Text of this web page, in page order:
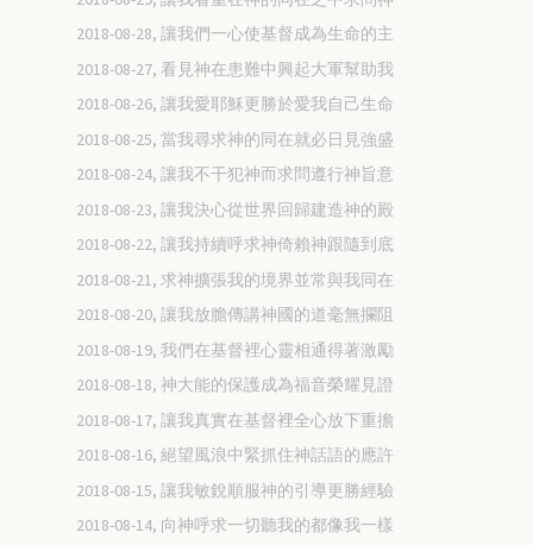
2018-08-28, 讓我們一心使基督成為生命的主
2018-08-27, 看見神在患難中興起大軍幫助我
2018-08-26, 讓我愛耶穌更勝於愛我自己生命
2018-08-25, 當我尋求神的同在就必日見強盛
2018-08-24, 讓我不干犯神而求問遵行神旨意
2018-08-23, 讓我決心從世界回歸建造神的殿
2018-08-22, 讓我持續呼求神倚賴神跟隨到底
2018-08-21, 求神擴張我的境界並常與我同在
2018-08-20, 讓我放膽傳講神國的道毫無攔阻
2018-08-19, 我們在基督裡心靈相通得著激勵
2018-08-18, 神大能的保護成為福音榮耀見證
2018-08-17, 讓我真實在基督裡全心放下重擔
2018-08-16, 絕望風浪中緊抓住神話語的應許
2018-08-15, 讓我敏銳順服神的引導更勝經驗
2018-08-14, 向神呼求一切聽我的都像我一樣